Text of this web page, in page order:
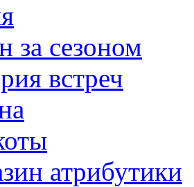
за сезоном
встреч
атрибутики